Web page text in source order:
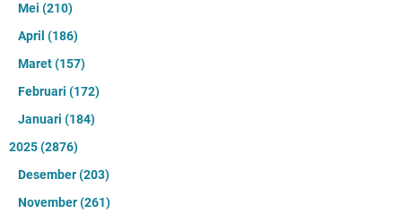
Mei (210)
April (186)
Maret(157)
Februari (172)
Januari (184)
2025(2876)
Desember(203)
November(261)